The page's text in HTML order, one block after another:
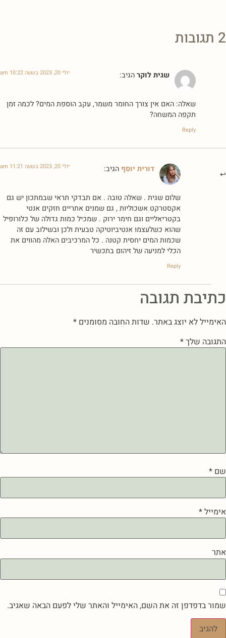
2 תגובות
שגית לוקרהגיב: יולי 20, 2023 בשעה 10:22 am
שאלה: האם אין צורך החומר משמר, עקב הוספת המים? לכמה זמן
תקפה המשחה?
Reply
דורית יוסף הגיב: יולי 20, 2023 בשעה 11:21 am
שלום שגית . שאלה טובה . אם תבדקי תראי שבמתכון יש גם
אקסטרקט אשכוליות , גם שמנים אתריים חזקים אנטי
בקטריאליים וגם חימר ירוק . שמכיל כמות גדולה של כלורופיל
שהוא כשלעצמו אנטיביוטיקה טבעית ולכן ובשילוב עם זה
שכמות המים יחסית קטנה . כל המרכיבים האלה מהווים את
הכלי למניעה של זיהום בתכשיר
Reply
כתיבת תגובה
האימייל לא יוצג באתר. שדות החובה מסומנים *
התגובה שלך*
שם *
אימייל*
אתר
שמור בדפדפן זה את השם, האימייל והאתר שלי לפעם הבאה שאגיב.